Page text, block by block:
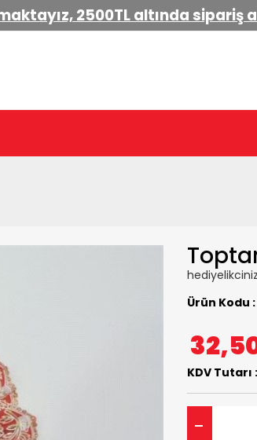
2500TL altında sipariş
hediyelikciniz
Ürün Kodu :
KDV Tutarı :
-